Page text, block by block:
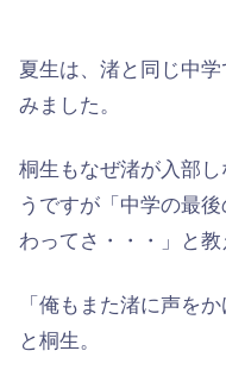
夏生は、渚と同じ中
みました。
桐生もなぜ渚が入部
うですが「中学の最
わってさ・・・」と教
「俺もまた渚に声を
と桐生。